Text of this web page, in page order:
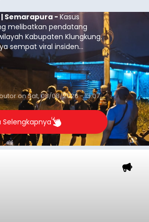
Semarapura -Kasus
melibatkan pendatang
Kabupaten Klungkung.
sempat viral insiden
Galiran, peristiwa serupa
pemuda asal Kabupaten
Nusa Tenggara Timur
onSat, 08/08/2026 - 13:07
Selengkapnya